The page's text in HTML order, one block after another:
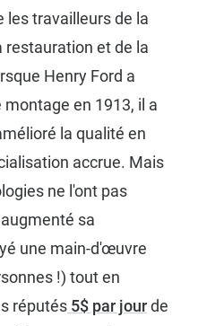
les travailleurs de la
restauration et de la
Henry Ford a
en 1913, il a
la qualité en
accrue. Mais
ne l'ont pas
sa
une main-d'œuvre
!) tout en
réputés 5$ par jourde